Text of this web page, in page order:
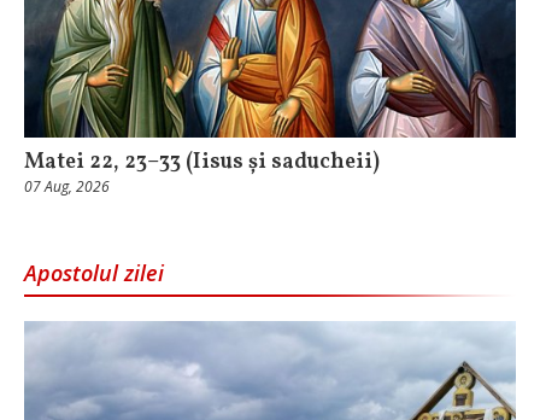
Matei 22, 23–33 (Iisus și saducheii)
07 Aug, 2026
Apostolul zilei